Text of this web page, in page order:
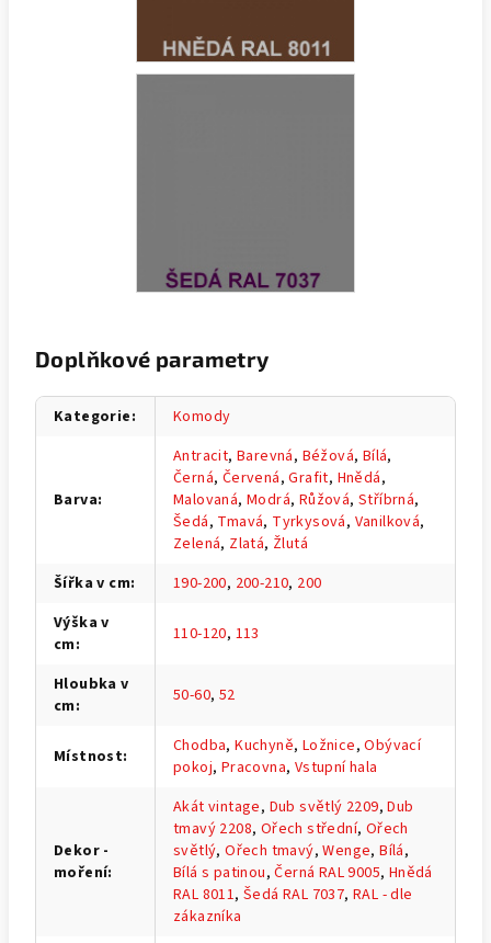
Doplňkové parametry
Kategorie: Komody
Barva:
Antracit,Barevná, Béžová, Bílá,
Černá, Červená,Grafit, Hnědá,
Malovaná,Modrá, Růžová,Stříbrná,
Šedá, Tmavá, Tyrkysová, Vanilková,
Zelená, Zlatá, Žlutá
Šířka v cm: 190-200, 200-210, 200
Výška v
cm: 110-120, 113
Hloubka v
cm: 50-60, 52
Místnost: Chodba,Kuchyně, Ložnice,Obývací
pokoj, Pracovna, Vstupní hala
Dekor -
moření:
Akát vintage, Dub světlý 2209,Dub
tmavý 2208, Ořech střední, Ořech
světlý,Ořech tmavý,Wenge,Bílá,
Bílá s patinou,Černá RAL 9005, Hnědá
RAL 8011,Šedá RAL 7037,RAL - dle
zákazníka